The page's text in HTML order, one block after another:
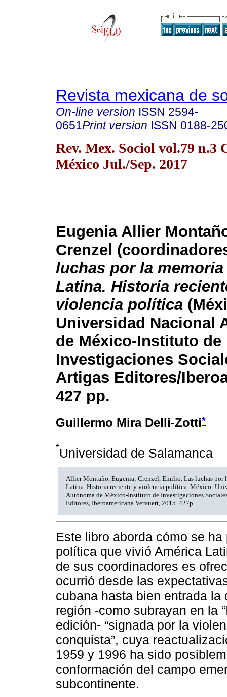
Revista mexicana de
On-line version ISSN 2594-
0651Print version ISSN 0188-
Rev. Mex. Sociol vol.79 n.3
México Jul./Sep. 2017
Eugenia Allier
Crenzel
luchas por la
Latina. Historia
violencia política
Universidad Nacional
de México-Instituto de
Investigaciones
Artigas Editores/
427 pp.
Guillermo Mira Delli-Zotti*
*Universidad de Salamanca
Allier Montaño, Eugenia; Crenzel, Emilio. Las luchas por
Latina. Historia reciente y violencia política. México:
Autónoma de México-Instituto de Investigaciones
Editores, Iberoamericana Vervuert, 2015. 427p.
Este libro aborda cómo se
política que vivió América
de sus coordinadores es
ocurrió desde las
cubana hasta bien entrada
región -como subrayan en la
edición- “signada por la
conquista”, cuya
1959 y 1996 ha sido
conformación del campo
subcontinente.